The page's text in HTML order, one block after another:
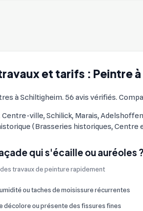
et tarifs : Peintre
à Schiltigheim. 56 avis vérifiés.
Centre-ville, Schilick, Marais,
(Brasseries historiques,
qui s'écaille ou auréoles ?
travaux de peinture rapidement
ou taches de moisissure récurrentes
décolore ou présente des fissures fines